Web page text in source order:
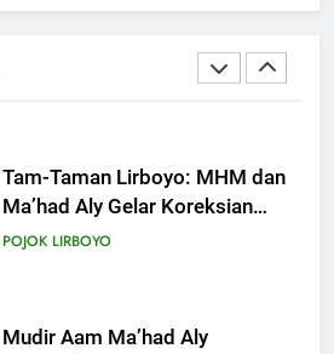
KHUTBAH
KHUTBAH
KHUTBAH
Tam-Taman Lirboyo: MHM dan
Ma’had Aly Gelar Koreksian
Mudir Aam Ma’had Aly
Sampaikan Pentingnya
Mempelajari Ilmu Hadis Dalam
POJOK LIRBOYO
Dauroh Ilmiah Ma’had Aly